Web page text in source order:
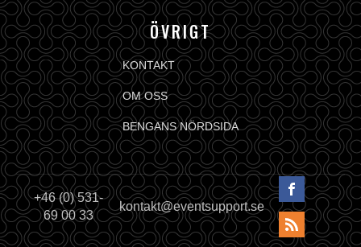
ÖVRIGT
KONTAKT
OM OSS
BENGANS NÖRDSIDA
+46 (0) 531-
69 00 33
kontakt@eventsupport.se